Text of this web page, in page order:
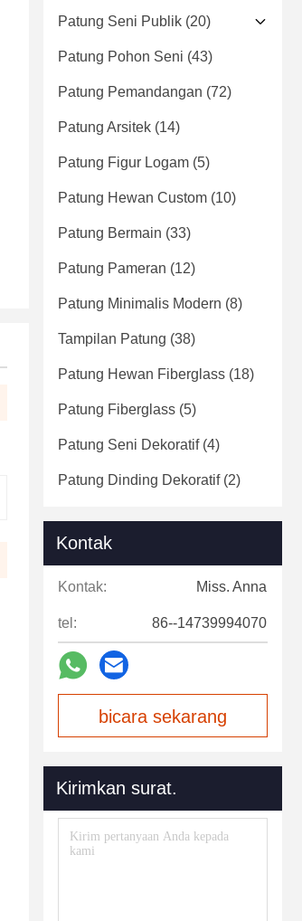
Patung Seni Publik (20)
Patung Pohon Seni (43)
Patung Pemandangan (72)
Patung Arsitek (14)
Patung Figur Logam (5)
Patung Hewan Custom (10)
Patung Bermain (33)
Patung Pameran (12)
Patung Minimalis Modern (8)
Tampilan Patung (38)
Patung Hewan Fiberglass (18)
Patung Fiberglass (5)
Patung Seni Dekoratif(4)
Patung Dinding Dekoratif(2)
Kontak
Kontak: Miss. Anna
tel: 86--14739994070
bicara sekarang
Kirimkan surat.